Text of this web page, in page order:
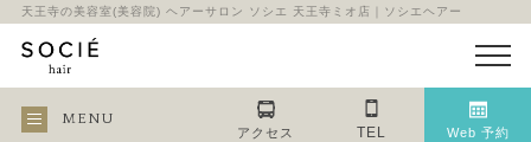
天王寺の美容室(美容院) ヘアーサロン ソシエ 天王寺ミオ店｜ソシエヘアー
MENU
アクセス TEL Web 予約